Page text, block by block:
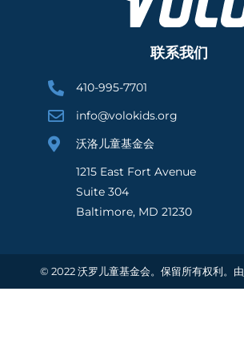
联系我们
410-995-7701
info@volokids.org
沃洛儿童基金会
1215 East Fort Avenue
Suite 304
Baltimore, MD 21230
© 2022 沃罗儿童基金会。保留所有权利。由